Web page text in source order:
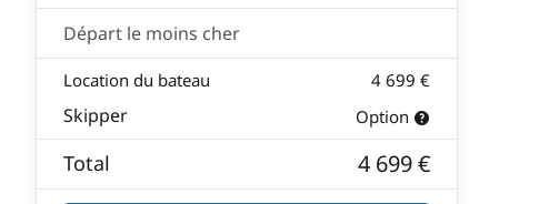
Départ le moins cher
Location du bateau 4 699 €
Skipper Option
Total 4 699 €